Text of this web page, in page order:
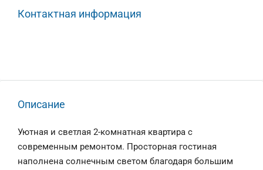
Контактная информация
Описание
Уютная и светлая 2-комнатная квартира с
современным ремонтом. Просторная гостиная
наполнена солнечным светом благодаря большим